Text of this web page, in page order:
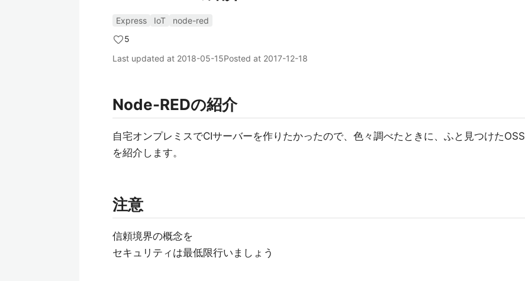
Express IoT
node-red
5
Last updated at 2018-05-15Posted at 2017-12-18
Node-REDの紹介
自宅オンプレミスでCIサーバーを作りたかったので、色々調べたときに、ふと見つけたOSS
を紹介します。
注意
信頼境界の概念を
セキュリティは最低限行いましょう